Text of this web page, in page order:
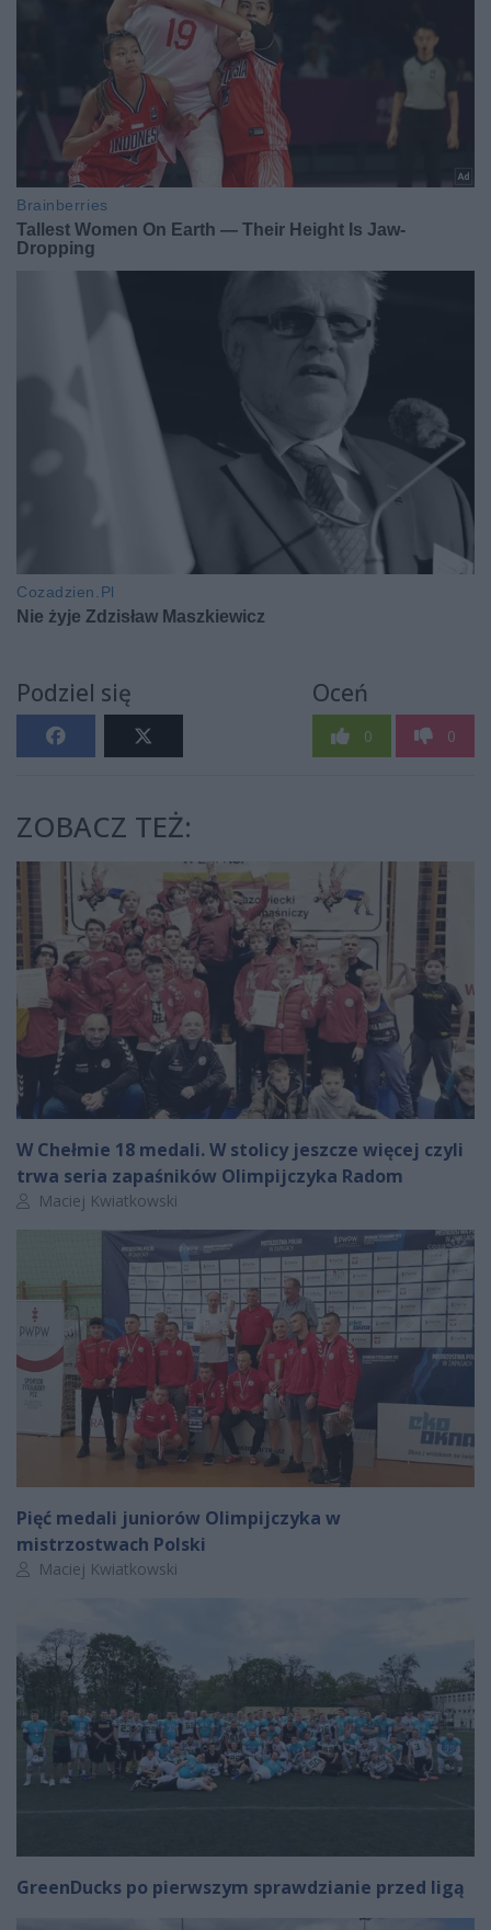
Podziel się Oceń
0 0
ZOBACZ TEŻ:
W Chełmie 18 medali. W stolicy jeszcze więcej czyli
trwa seria zapaśników Olimpijczyka Radom
Autor artykułu:
Maciej Kwiatkowski
Pięć medali juniorów Olimpijczyka w
mistrzostwach Polski
Autor artykułu:
Maciej Kwiatkowski
GreenDucks po pierwszym sprawdzianie przed ligą